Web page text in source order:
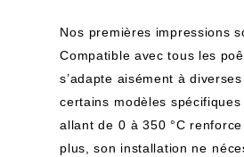
Nos ⁤premières ‌impressions
Compatible avec tous les
s’adapte aisément à
certains ⁣modèles‌
allant de ⁢0⁢ à 350 °C
plus,‍ son installation ne⁢